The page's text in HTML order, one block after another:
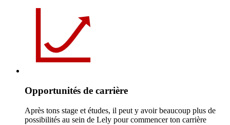
Opportunités de carrière
Après tons stage et études, il peut y avoir beaucoup plus de
possibilités au sein de Lely pour commencer ton carrière